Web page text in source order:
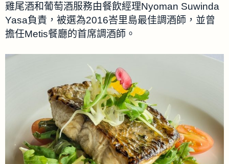
雞尾酒和葡萄酒服務由餐飲經理Nyoman Suwinda
Yasa負責，被選為2016峇里島最佳調酒師，並曾
擔任Metis餐廳的首席調酒師。